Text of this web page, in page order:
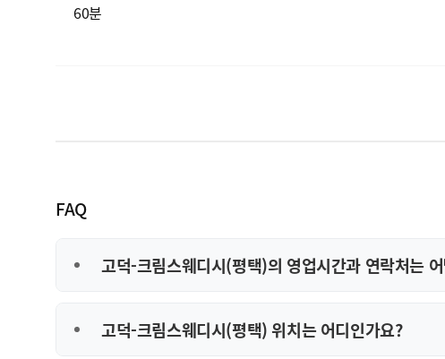
60분
FAQ
고덕-크림스웨디시(평택)의 영업시간과 연락처는
고덕-크림스웨디시(평택) 위치는 어디인가요?